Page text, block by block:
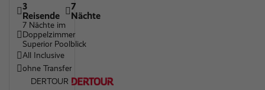
3
Reisende
7
Nächte
7 Nächte im
Doppelzimmer
Superior Poolblick
All Inclusive
ohne Transfer
DERTOUR